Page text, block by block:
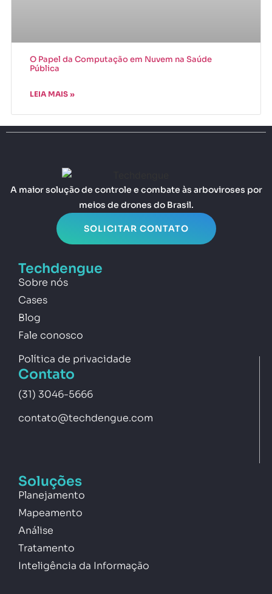
O Papel da Computação em Nuvem na Saúde
Pública
LEIA MAIS »
A maior solução de controle e combate às arboviroses por
meios de drones do Brasil.
SOLICITAR CONTATO
Techdengue
Sobre nós
Cases
Blog
Fale conosco
Política de privacidade
Contato
(31) 3046-5666
contato@techdengue.com
Soluções
Planejamento
Mapeamento
Análise
Tratamento
Inteligência da Informação